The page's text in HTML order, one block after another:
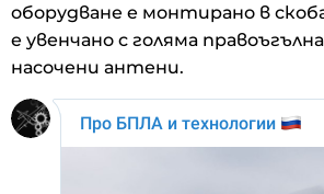
оборудване е монтирано в
е увенчано с голяма
насочени антени.